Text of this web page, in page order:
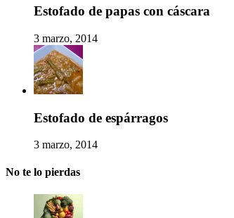
Estofado de papas con cáscara
3 marzo, 2014
Estofado de espárragos
3 marzo, 2014
No te lo pierdas